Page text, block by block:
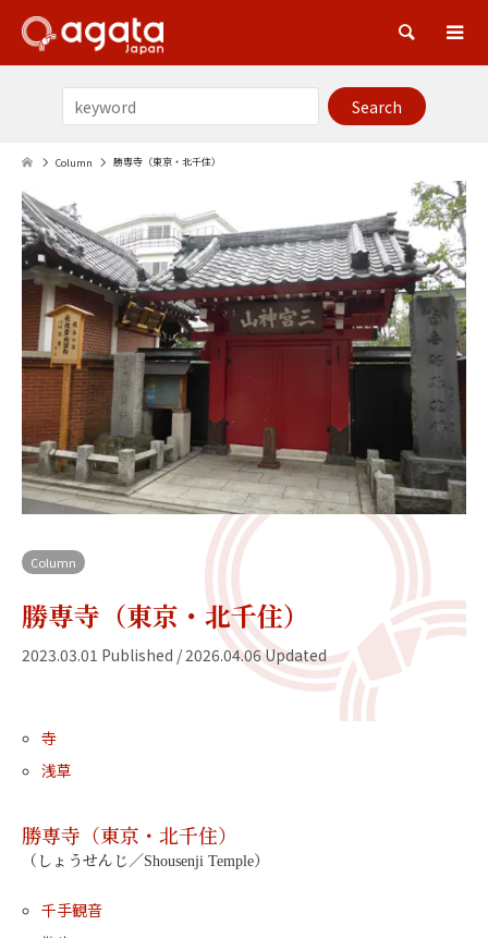
Column 勝専寺（東京・北千住）
Column
勝専寺（東京・北千住）
2023.03.01 Published / 2026.04.06 Updated
寺
浅草
勝専寺（東京・北千住）
（しょうせんじ／Shousenji Temple）
千手観音